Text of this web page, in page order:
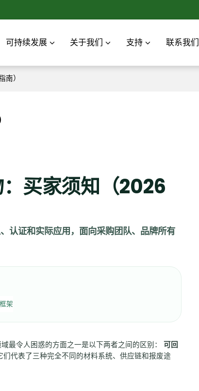
可持续发展 关于我们 支持 联系我们
）
买家须知（2026
认证和实际应用，面向采购团队、品牌所有
架
最令人困惑的方面之一是以下两者之间的区别： 可回
代表了三种完全不同的材料系统、供应链和报废途